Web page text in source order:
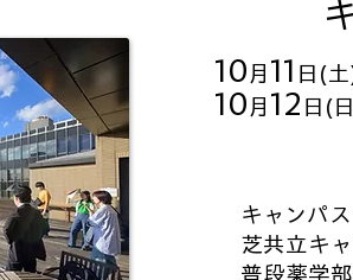
10 月 11 日(土
10 月 12 日(
キャンパ
芝共立キ
普段薬学